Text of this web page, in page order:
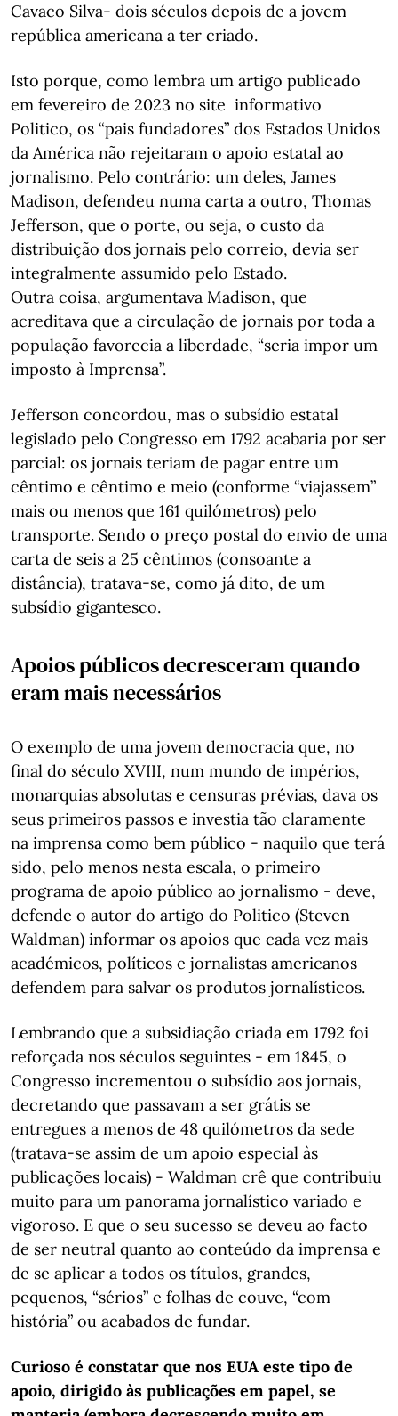
Cavaco Silva- dois séculos depois de a jovem
república americana a ter criado.
Isto porque, como lembra um artigo publicado
em fevereiro de 2023 no site informativo
Politico, os “pais fundadores” dos Estados Unidos
da América não rejeitaram o apoio estatal ao
jornalismo. Pelo contrário: um deles, James
Madison, defendeu numa carta a outro, Thomas
Jefferson, que o porte, ou seja, o custo da
distribuição dos jornais pelo correio, devia ser
integralmente assumido pelo Estado.
Outra coisa, argumentava Madison, que
acreditava que a circulação de jornais por toda a
população favorecia a liberdade, “seria impor um
imposto à Imprensa”.
Jefferson concordou, mas o subsídio estatal
legislado pelo Congresso em 1792 acabaria por ser
parcial: os jornais teriam de pagar entre um
cêntimo e cêntimo e meio (conforme “viajassem”
mais ou menos que 161 quilómetros) pelo
transporte. Sendo o preço postal do envio de uma
carta de seis a 25 cêntimos (consoante a
distância), tratava-se, como já dito, de um
subsídio gigantesco.
Apoios públicos decresceram quando
eram mais necessários
O exemplo de uma jovem democracia que, no
final do século XVIII, num mundo de impérios,
monarquias absolutas e censuras prévias, dava os
seus primeiros passos e investia tão claramente
na imprensa como bem público - naquilo que terá
sido, pelo menos nesta escala, o primeiro
programa de apoio público ao jornalismo - deve,
defende o autor do artigo do Politico (Steven
Waldman) informar os apoios que cada vez mais
académicos, políticos e jornalistas americanos
defendem para salvar os produtos jornalísticos.
Lembrando que a subsidiação criada em 1792 foi
reforçada nos séculos seguintes - em 1845, o
Congresso incrementou o subsídio aos jornais,
decretando que passavam a ser grátis se
entregues a menos de 48 quilómetros da sede
(tratava-se assim de um apoio especial às
publicações locais) - Waldman crê que contribuiu
muito para um panorama jornalístico variado e
vigoroso. E que o seu sucesso se deveu ao facto
de ser neutral quanto ao conteúdo da imprensa e
de se aplicar a todos os títulos, grandes,
pequenos, “sérios” e folhas de couve, “com
história” ou acabados de fundar.
Curioso é constatar que nos EUA este tipo de
apoio, dirigido às publicações em papel, se